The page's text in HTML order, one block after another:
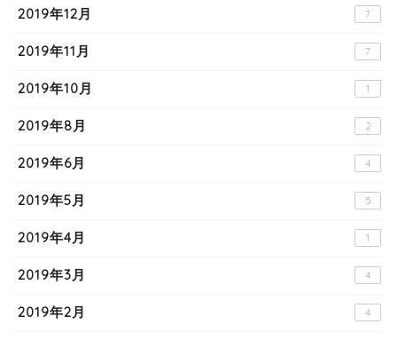
2019年12月 7
2019年11月 7
2019年10月 1
2019年8月 2
2019年6月 4
2019年5月 5
2019年4月 1
2019年3月 4
2019年2月 4